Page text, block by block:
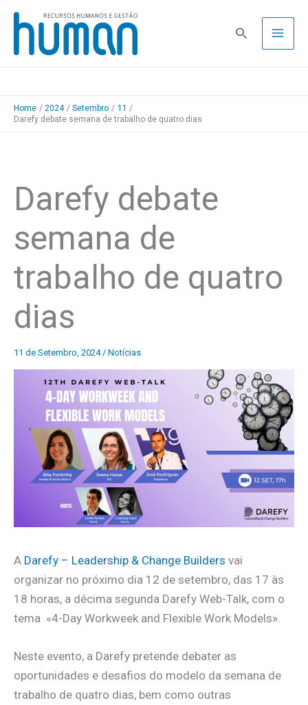
Skip
content
Pesquisa
Home 2024 Setembro
11
Darefy debate semana de trabalho de quatro dias
Darefy debate
semana de
trabalho de quatro
dias
11 de Setembro, 2024 / Notícias
A Darefy – Leadership & Change Builders vai
organizar no próximo dia 12 de setembro, das 17 às
18 horas, a décima segunda Darefy Web-Talk, com o
tema «4-Day Workweek and Flexible Work Models».
Neste evento, a Darefy pretende debater as
oportunidades e desafios do modelo da semana de
trabalho de quatro dias, bem como outras